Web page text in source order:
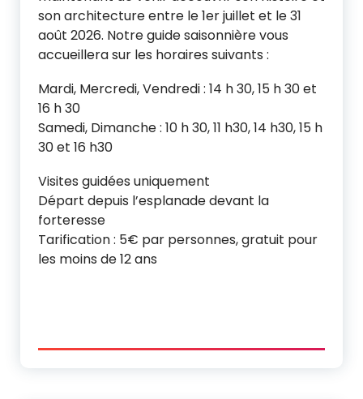
son architecture entre le 1er juillet et le 31
août 2026. Notre guide saisonnière vous
accueillera sur les horaires suivants :
Mardi, Mercredi, Vendredi : 14 h 30, 15 h 30 et
16 h 30
Samedi, Dimanche : 10 h 30, 11 h30, 14 h30, 15 h
30 et 16 h30
Visites guidées uniquement
Départ depuis l’esplanade devant la
forteresse
Tarification : 5€ par personnes, gratuit pour
les moins de 12 ans